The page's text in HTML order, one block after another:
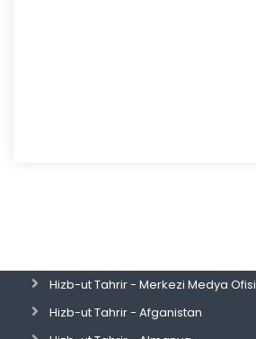
Hizb-ut Tahrir - Merkezi Medya Ofisi
Hizb-ut Tahrir - Afganistan